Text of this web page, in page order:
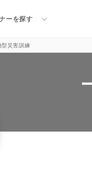
協働型災害訓練のセミナー一覧
ーを探す
災害訓練